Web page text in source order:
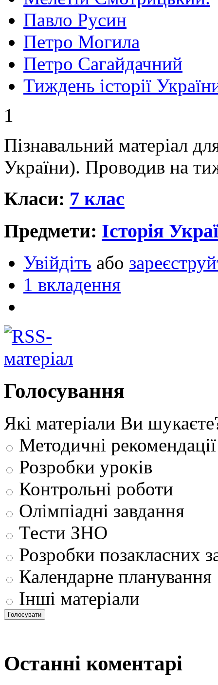
Павло Русин
Петро Могила
Петро Сагайдачний
Тиждень історії
1
Пізнавальний матеріал
України). Проводив на
Класи: 7 клас
Предмети: Історія
Увійдіть або
1 вкладення
Голосування
Які матеріали Ви
Методичні рекомендації
Розробки уроків
Контрольні роботи
Олімпіадні завдання
Тести ЗНО
Розробки позакласних
Календарне планування
Інші матеріали
Останні коментарі